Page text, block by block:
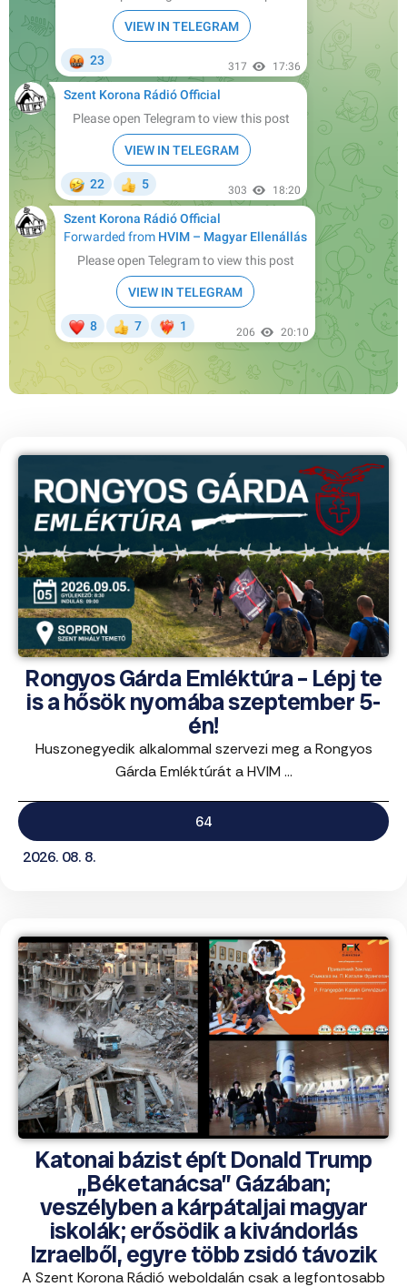
Rongyos Gárda Emléktúra – Lépj te
is a hősök nyomába szeptember 5-
én!
Huszonegyedik alkalommal szervezi meg a Rongyos
Gárda Emléktúrát a HVIM ...
64
2026. 08. 8.
Katonai bázist épít Donald Trump
„Béketanácsa” Gázában;
veszélyben a kárpátaljai magyar
iskolák; erősödik a kivándorlás
Izraelből, egyre több zsidó távozik
A Szent Korona Rádió weboldalán csak a legfontosabb